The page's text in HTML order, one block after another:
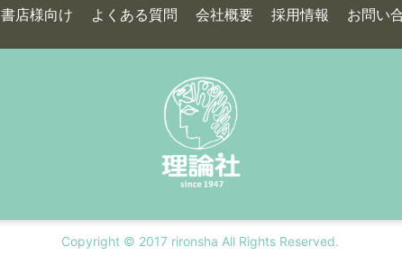
書店様向け よくある質問 会社概要 採用情報 お問い
Copyright © 2017 rironsha All Rights Reserved.